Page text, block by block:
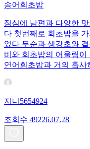
송어회초밥
점심에 남편과 다양한
다 첫번째로 회초밥을
었다 무순과 생강초와
비와 회초밥의 어울림
연어회초밥과 거의 흡사
지니5654924
조회수 49226.07.28